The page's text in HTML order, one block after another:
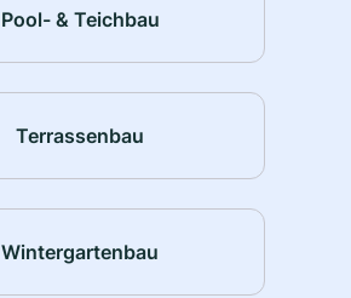
Pool- & Teichbau
Terrassenbau
Wintergartenbau